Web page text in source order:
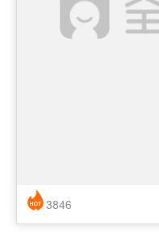
简历风格： 时尚 / 简洁 / 应届生
3846